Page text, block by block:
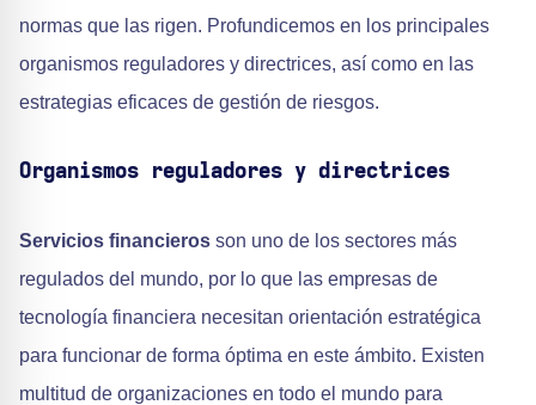
normas que las rigen. Profundicemos en los principales
organismos reguladores y directrices, así como en las
estrategias eficaces de gestión de riesgos.
Organismos reguladores y directrices
Servicios financieros son uno de los sectores más
regulados del mundo, por lo que las empresas de
tecnología financiera necesitan orientación estratégica
para funcionar de forma óptima en este ámbito. Existen
multitud de organizaciones en todo el mundo para